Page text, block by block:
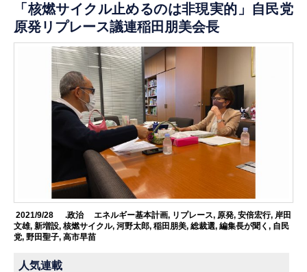
「核燃サイクル止めるのは非現実的」自民党
原発リプレース議連稲田朋美会長
2021/9/28 .政治 エネルギー基本計画, リプレース, 原発, 安倍宏行, 岸田
文雄,新増設,核燃サイクル,河野太郎,稲田朋美,総裁選,編集長が聞く, 自民
党,野田聖子,高市早苗
人気連載